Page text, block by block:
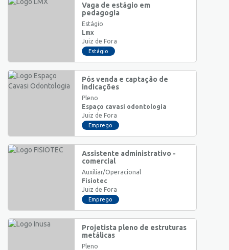
Vaga de estágio em
pedagogia
Estágio
Lmx
Juiz de Fora
Estágio
Pós venda e captação de
indicações
Pleno
Espaço cavasi odontologia
Juiz de Fora
Emprego
Assistente administrativo -
comercial
Auxiliar/Operacional
Fisiotec
Juiz de Fora
Emprego
Projetista pleno de estruturas
metálicas
Pleno